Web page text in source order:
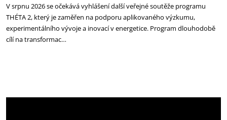
V srpnu 2026 se očekává vyhlášení další veřejné soutěže programu
THÉTA 2, který je zaměřen na podporu aplikovaného výzkumu,
experimentálního vývoje a inovací v energetice. Program dlouhodobě
cílí na transformac…